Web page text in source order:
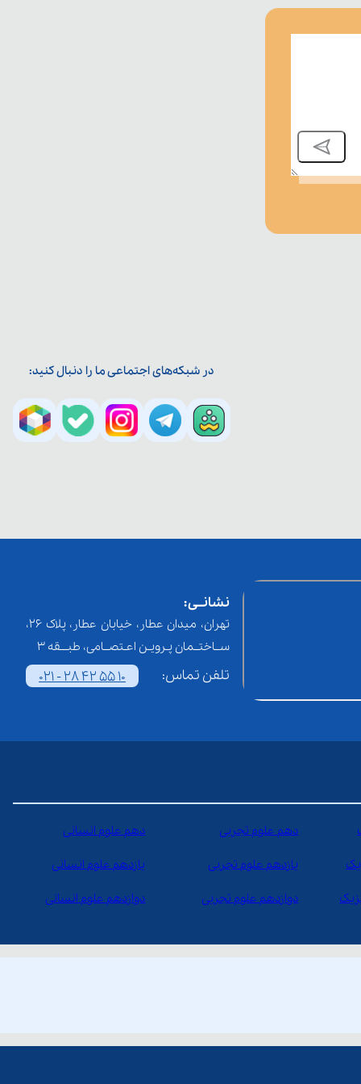
در شبکه‌های اجتماعی ما را دنبال کنید:
نشانــی:
تهران، میدان عطار، خیابان عطار، پلاک 26،
ســاختــمان پـرویـن اعـتصــامی، طبـــقه 3
تلفن تماس: 021 - 28 42 55 10
دهم علوم تجربی دهم علوم انسانی
یازدهم علوم تجربی یازدهم علوم انسانی
دوازدهم علوم تجربی دوازدهم علوم انسانی